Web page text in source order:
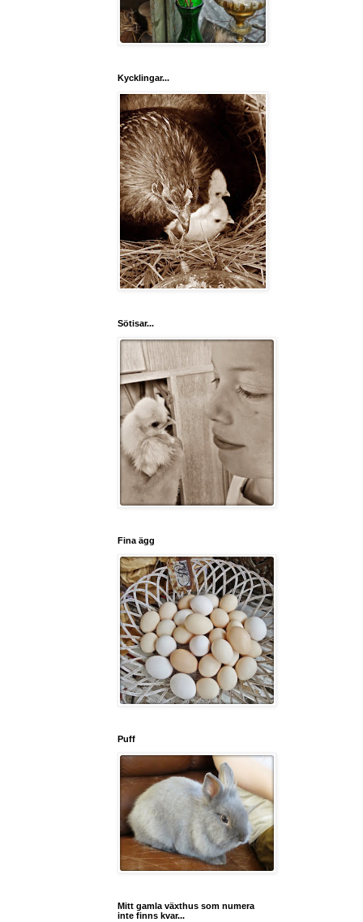
Kycklingar...
Sötisar...
Fina ägg
Puff
Mitt gamla växthus som numera
inte finns kvar...